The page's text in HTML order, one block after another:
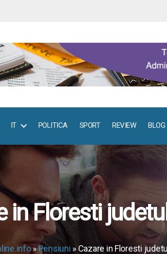
IT POLITICA SPORT REVIEW BLOG
in Floresti
»Pensiuni » Cazare in Floresti